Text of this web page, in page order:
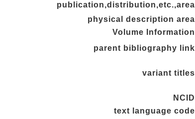
publication,distribution,etc.,area
physical description area
Volume Information
parent bibliography link
variant titles
NCID
text language code